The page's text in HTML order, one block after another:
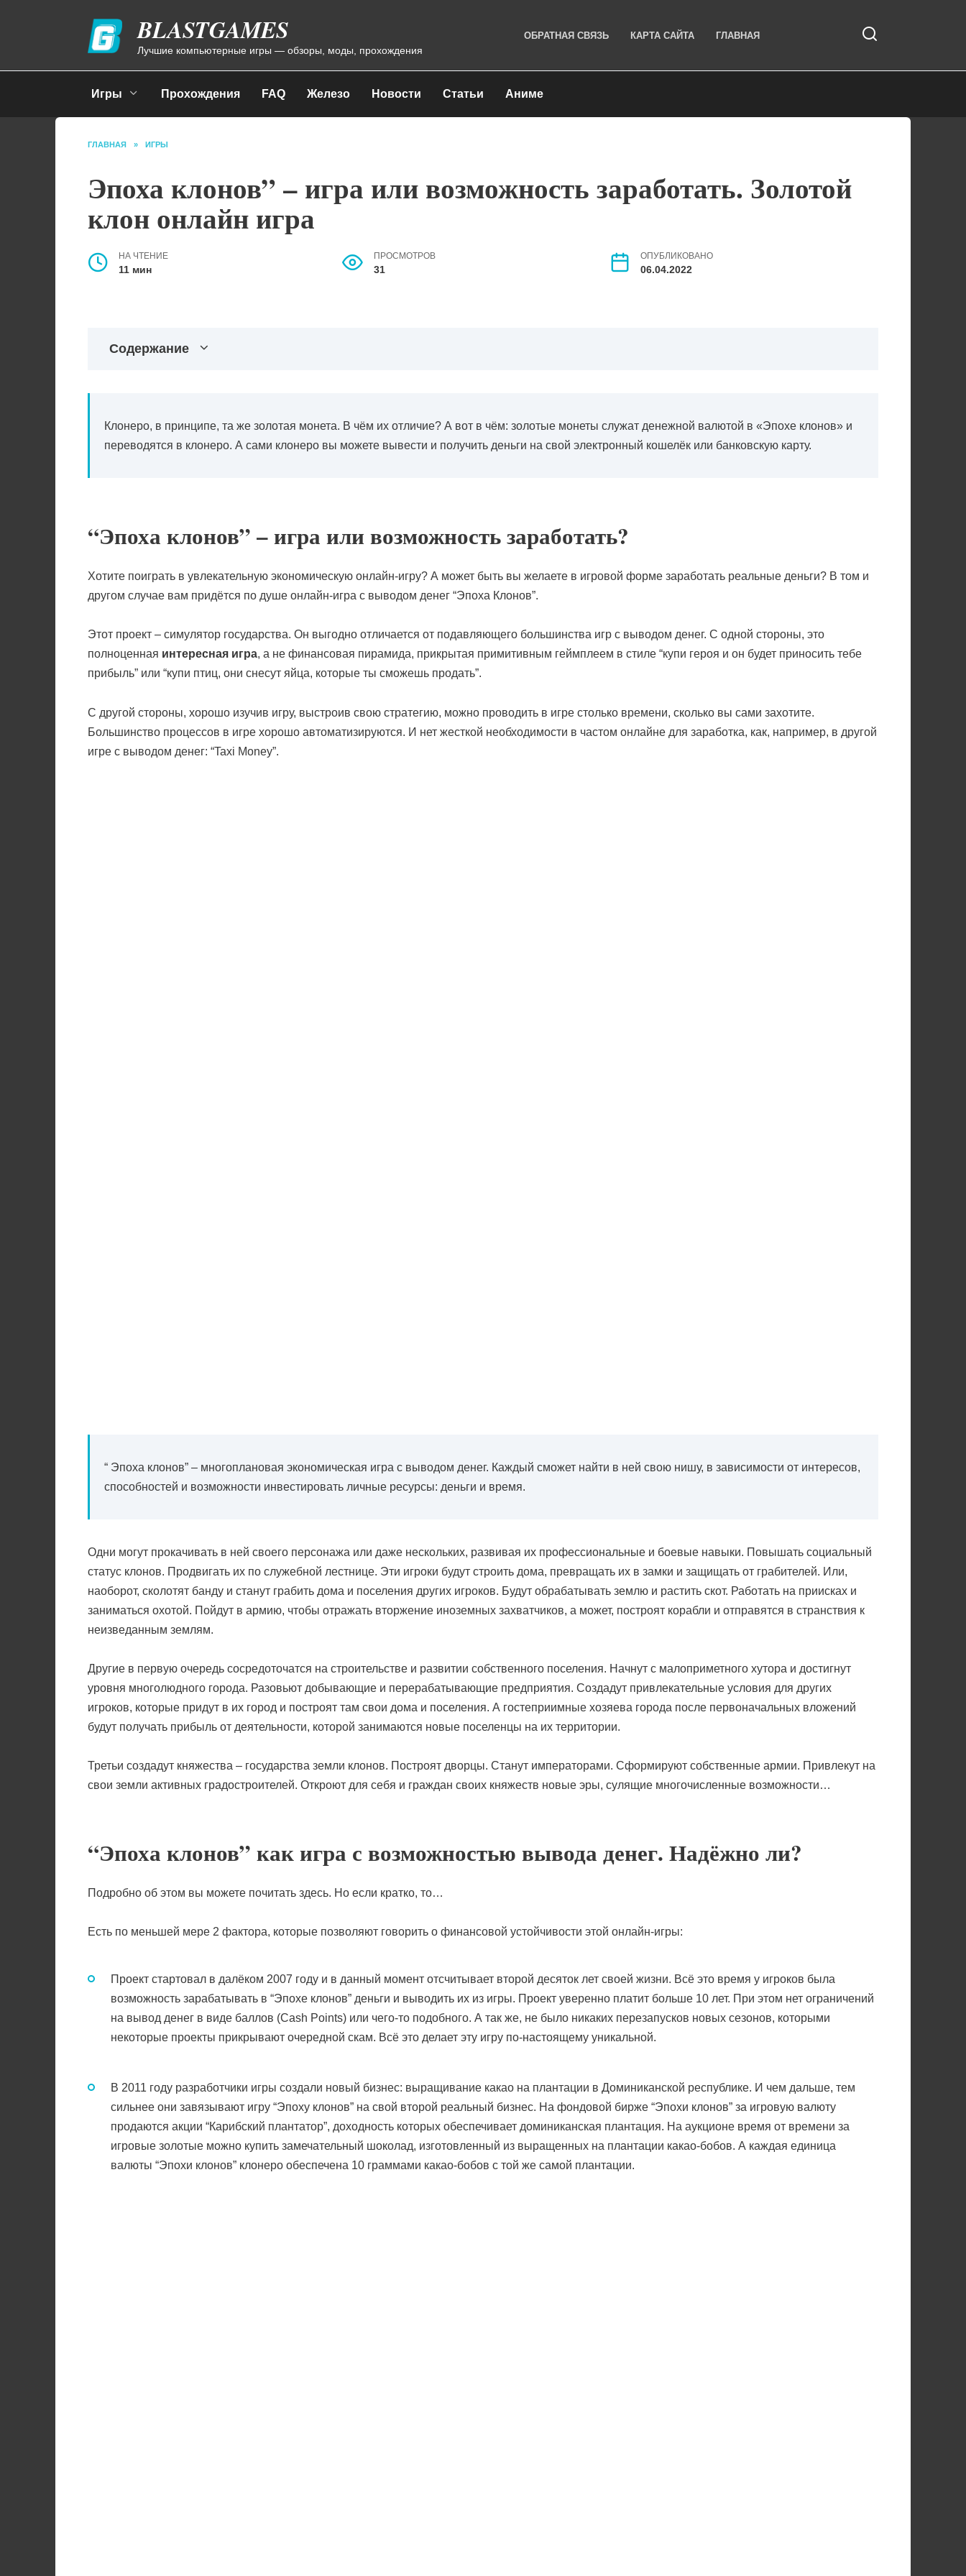
BLASTGAMES
Лучшие компьютерные игры — обзоры, моды, прохождения
ОБРАТНАЯ СВЯЗЬ КАРТА САЙТА ГЛАВНАЯ
Игры Прохождения FAQ Железо Новости Статьи Аниме
ГЛАВНАЯ » ИГРЫ
Эпоха клонов” – игра или возможность заработать. Золотой
клон онлайн игра
НА ЧТЕНИЕ
11 мин
ПРОСМОТРОВ
31
ОПУБЛИКОВАНО
06.04.2022
Содержание
Клонеро, в принципе, та же золотая монета. В чём их отличие? А вот в чём: золотые монеты служат денежной валютой в «Эпохе клонов» и
переводятся в клонеро. А сами клонеро вы можете вывести и получить деньги на свой электронный кошелёк или банковскую карту.
“Эпоха клонов” – игра или возможность заработать?
Хотите поиграть в увлекательную экономическую онлайн-игру? А может быть вы желаете в игровой форме заработать реальные деньги? В том и
другом случае вам придётся по душе онлайн-игра с выводом денег “Эпоха Клонов”.
Этот проект – симулятор государства. Он выгодно отличается от подавляющего большинства игр с выводом денег. С одной стороны, это
полноценная интересная игра, а не финансовая пирамида, прикрытая примитивным геймплеем в стиле “купи героя и он будет приносить тебе
прибыль” или “купи птиц, они снесут яйца, которые ты сможешь продать”.
С другой стороны, хорошо изучив игру, выстроив свою стратегию, можно проводить в игре столько времени, сколько вы сами захотите.
Большинство процессов в игре хорошо автоматизируются. И нет жесткой необходимости в частом онлайне для заработка, как, например, в другой
игре с выводом денег: “Taxi Money”.
“ Эпоха клонов” – многоплановая экономическая игра с выводом денег. Каждый сможет найти в ней свою нишу, в зависимости от интересов,
способностей и возможности инвестировать личные ресурсы: деньги и время.
Одни могут прокачивать в ней своего персонажа или даже нескольких, развивая их профессиональные и боевые навыки. Повышать социальный
статус клонов. Продвигать их по служебной лестнице. Эти игроки будут строить дома, превращать их в замки и защищать от грабителей. Или,
наоборот, сколотят банду и станут грабить дома и поселения других игроков. Будут обрабатывать землю и растить скот. Работать на приисках и
заниматься охотой. Пойдут в армию, чтобы отражать вторжение иноземных захватчиков, а может, построят корабли и отправятся в странствия к
неизведанным землям.
Другие в первую очередь сосредоточатся на строительстве и развитии собственного поселения. Начнут с малоприметного хутора и достигнут
уровня многолюдного города. Разовьют добывающие и перерабатывающие предприятия. Создадут привлекательные условия для других
игроков, которые придут в их город и построят там свои дома и поселения. А гостеприимные хозяева города после первоначальных вложений
будут получать прибыль от деятельности, которой занимаются новые поселенцы на их территории.
Третьи создадут княжества – государства земли клонов. Построят дворцы. Станут императорами. Сформируют собственные армии. Привлекут на
свои земли активных градостроителей. Откроют для себя и граждан своих княжеств новые эры, сулящие многочисленные возможности…
“Эпоха клонов” как игра с возможностью вывода денег. Надёжно ли?
Подробно об этом вы можете почитать здесь. Но если кратко, то…
Есть по меньшей мере 2 фактора, которые позволяют говорить о финансовой устойчивости этой онлайн-игры:
Проект стартовал в далёком 2007 году и в данный момент отсчитывает второй десяток лет своей жизни. Всё это время у игроков была
возможность зарабатывать в “Эпохе клонов” деньги и выводить их из игры. Проект уверенно платит больше 10 лет. При этом нет ограничений
на вывод денег в виде баллов (Cash Points) или чего-то подобного. А так же, не было никаких перезапусков новых сезонов, которыми
некоторые проекты прикрывают очередной скам. Всё это делает эту игру по-настоящему уникальной.
В 2011 году разработчики игры создали новый бизнес: выращивание какао на плантации в Доминиканской республике. И чем дальше, тем
сильнее они завязывают игру “Эпоху клонов” на свой второй реальный бизнес. На фондовой бирже “Эпохи клонов” за игровую валюту
продаются акции “Карибский плантатор”, доходность которых обеспечивает доминиканская плантация. На аукционе время от времени за
игровые золотые можно купить замечательный шоколад, изготовленный из выращенных на плантации какао-бобов. А каждая единица
валюты “Эпохи клонов” клонеро обеспечена 10 граммами какао-бобов с той же самой плантации.